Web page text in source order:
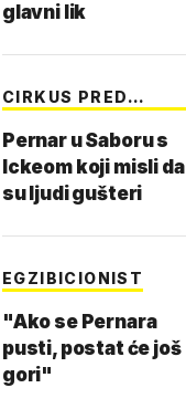
glavni lik
CIRKUS PRED
Pernar u Saboru s
Ickeom koji misli da
su ljudi gušteri
EGZIBICIONIST
"Ako se Pernara
pusti, postat će još
gori"